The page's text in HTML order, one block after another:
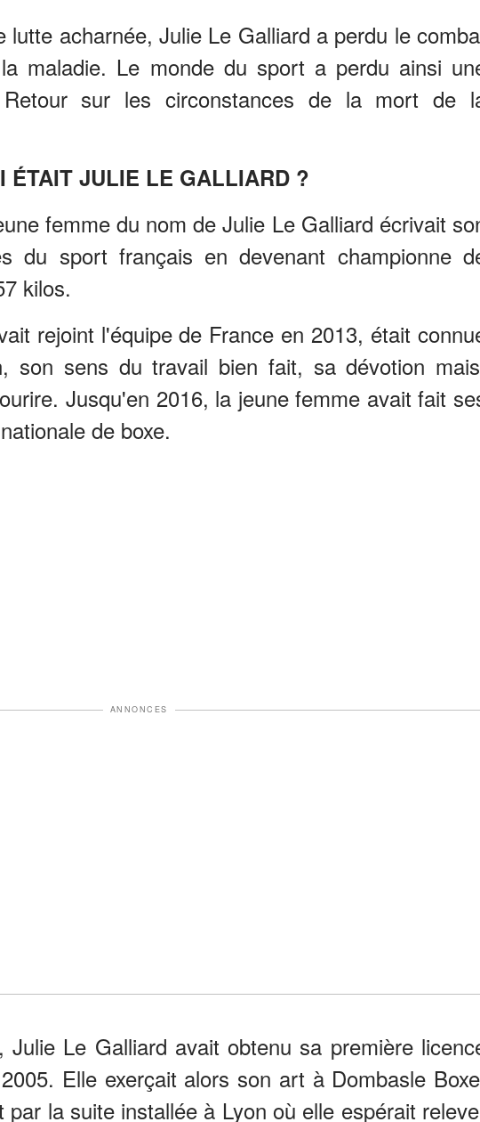
lutte acharnée, Julie Le Galliard a perdu le
maladie. Le monde du sport a perdu ainsi
Retour sur les circonstances de la mort de
ÉTAIT JULIE LE GALLIARD ?
femme du nom de Julie Le Galliard écrivait
du sport français en devenant championne
kilos.
rejoint l'équipe de France en 2013, était
son sens du travail bien fait, sa dévotion
Jusqu'en 2016, la jeune femme avait fait
de boxe.
ANNONCES
Julie Le Galliard avait obtenu sa première
Elle exerçait alors son art à Dombasle
la suite installée à Lyon où elle espérait